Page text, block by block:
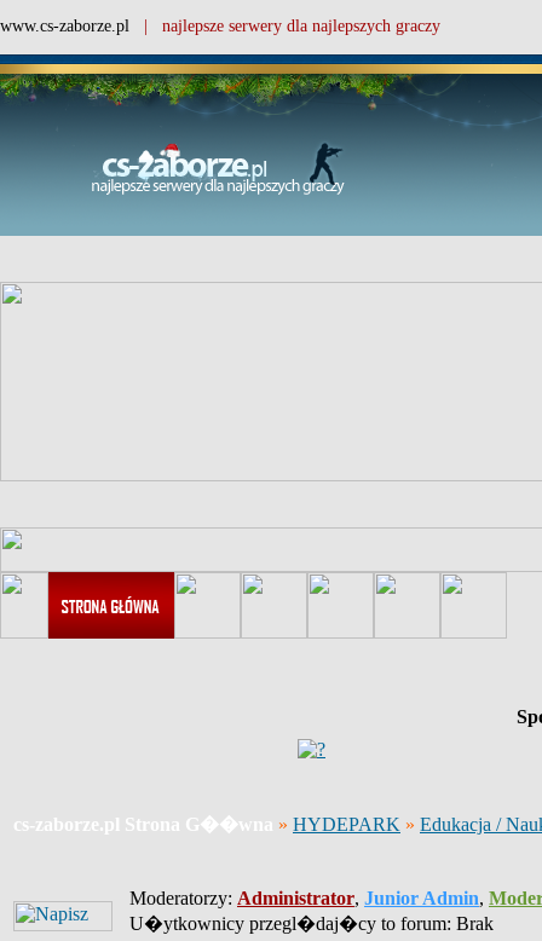
www.cs-zaborze.pl | najlepsze serwery dla najlepszych graczy
cs-zaborze.pl Strona G��wna » HYDEPARK » Edukacja /
Moderatorzy: Administrator, Junior Admin,
U�ytkownicy przegl�daj�cy to forum: Brak